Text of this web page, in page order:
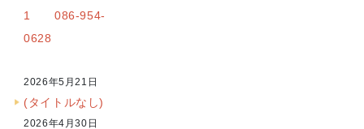
1 086-954-
0628
2026年5月21日
(タイトルなし)
2026年4月30日